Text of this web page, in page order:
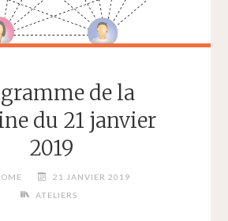
de la
du 21 janvier
2019
21 JANVIER 2019
ATELIERS